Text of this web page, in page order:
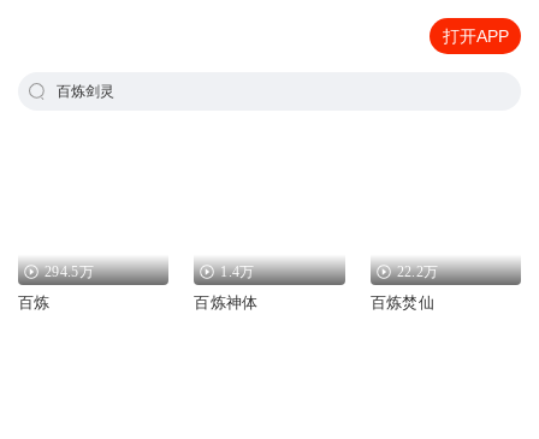
打开APP
百炼剑灵
294.5万
百炼
1.4万
百炼神体
22.2万
百炼焚仙